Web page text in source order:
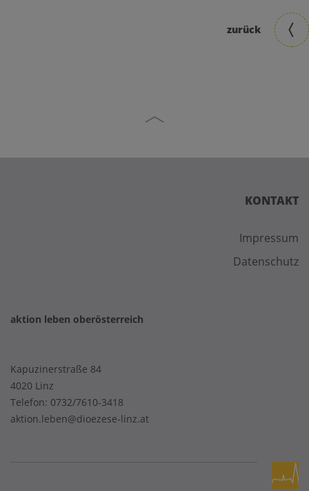
zurück
KONTAKT
Impressum
Datenschutz
aktion leben oberösterreich
Kapuzinerstraße 84
4020 Linz
Telefon: 0732/7610-3418
aktion.leben@dioezese-linz.at